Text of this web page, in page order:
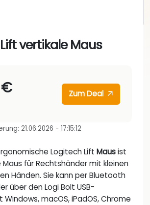
vertikale Maus
€ Zum Deal
21.06.2026 - 17:15:12
Logitech Lift Mausist
für Rechtshänder mit kleinen
Händen. Sie kann per Bluetooth
über den Logi Bolt USB-
macOS, iPadOS, Chrome